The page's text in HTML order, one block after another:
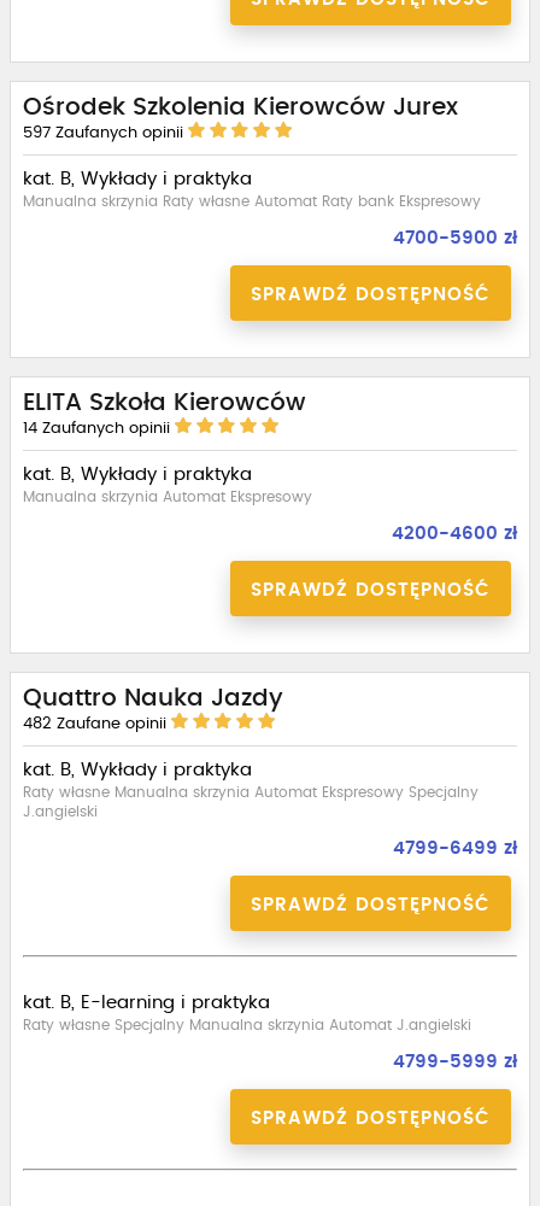
Ośrodek Szkolenia Kierowców Jurex
597 Zaufanych opinii
kat. B, Wykłady i praktyka
Manualna skrzynia Raty własne Automat Raty bank Ekspresowy
4700-5900 zł
SPRAWDŹ DOSTĘPNOŚĆ
ELITA Szkoła Kierowców
14 Zaufanych opinii
kat. B, Wykłady i praktyka
Manualna skrzynia Automat Ekspresowy
4200-4600 zł
SPRAWDŹ DOSTĘPNOŚĆ
Quattro Nauka Jazdy
482 Zaufane opinii
kat. B, Wykłady i praktyka
Raty własne Manualna skrzynia Automat Ekspresowy Specjalny
J.angielski
4799-6499 zł
SPRAWDŹ DOSTĘPNOŚĆ
kat. B, E-learning i praktyka
Raty własne Specjalny Manualna skrzynia Automat J.angielski
4799-5999 zł
SPRAWDŹ DOSTĘPNOŚĆ